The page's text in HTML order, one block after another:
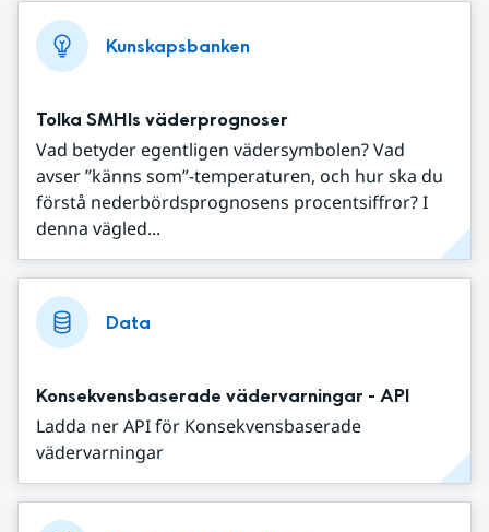
Kunskapsbanken
Tolka SMHIs väderprognoser
Vad betyder egentligen vädersymbolen? Vad
avser ”känns som”-temperaturen, och hur ska du
förstå nederbördsprognosens procentsiffror? I
denna vägled...
Data
Konsekvensbaserade vädervarningar - API
Ladda ner API för Konsekvensbaserade
vädervarningar